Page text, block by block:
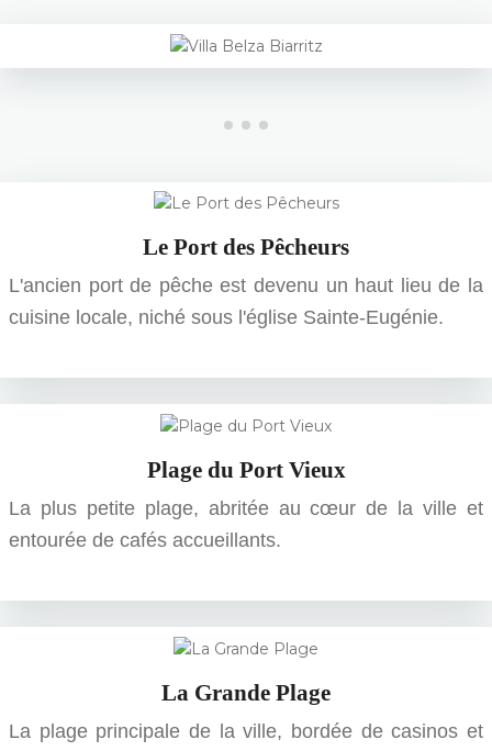
Le Port des Pêcheurs
L'ancien port de pêche est devenu un haut lieu de la
cuisine locale, niché sous l'église Sainte-Eugénie.
Plage du Port Vieux
La plus petite plage, abritée au cœur de la ville et
entourée de cafés accueillants.
La Grande Plage
La plage principale de la ville, bordée de casinos et